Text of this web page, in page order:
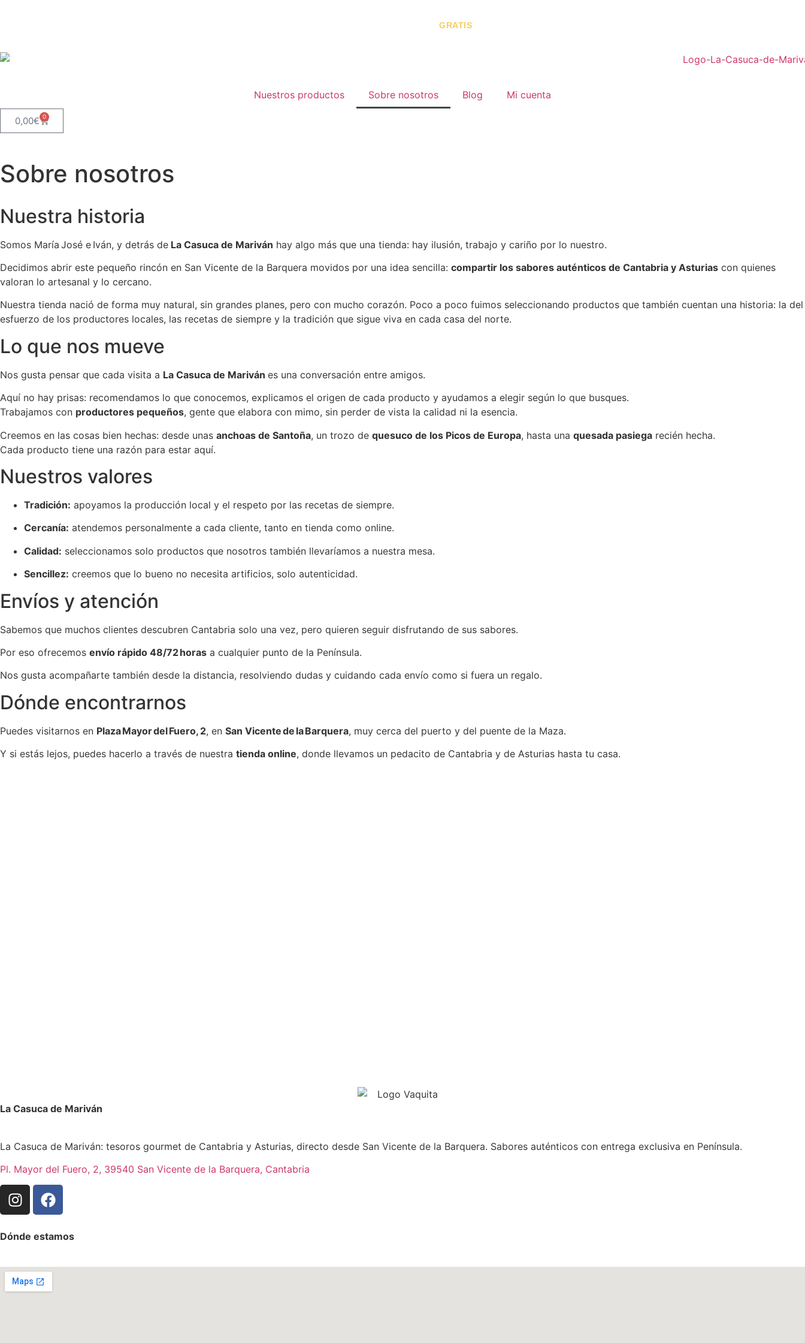
(GRATIS
Nuestros productos Sobre nosotros Blog Mi cuenta
0,00€ 0
Sobre nosotros
Nuestra historia
Somos María José e Iván, y detrás de La Casuca de Mariván hay algo más que una tienda: hay ilusión, trabajo y cariño por lo nuestro.
Decidimos abrir este pequeño rincón en San Vicente de la Barquera movidos por una idea sencilla: compartir los sabores auténticos de Cantabria y Asturias con quienes
valoran lo artesanal y lo cercano.
Nuestra tienda nació de forma muy natural, sin grandes planes, pero con mucho corazón. Poco a poco fuimos seleccionando productos que también cuentan una historia: la del
esfuerzo de los productores locales, las recetas de siempre y la tradición que sigue viva en cada casa del norte.
Lo que nos mueve
Nos gusta pensar que cada visita a La Casuca de Mariván es una conversación entre amigos.
Aquí no hay prisas: recomendamos lo que conocemos, explicamos el origen de cada producto y ayudamos a elegir según lo que busques.
Trabajamos con productores pequeños, gente que elabora con mimo, sin perder de vista la calidad ni la esencia.
Creemos en las cosas bien hechas: desde unas anchoas de Santoña, un trozo de quesuco de los Picos de Europa, hasta una quesada pasiega recién hecha.
Cada producto tiene una razón para estar aquí.
Nuestros valores
Tradición: apoyamos la producción local y el respeto por las recetas de siempre.
Cercanía: atendemos personalmente a cada cliente, tanto en tienda como online.
Calidad: seleccionamos solo productos que nosotros también llevaríamos a nuestra mesa.
Sencillez: creemos que lo bueno no necesita artificios, solo autenticidad.
Envíos y atención
Sabemos que muchos clientes descubren Cantabria solo una vez, pero quieren seguir disfrutando de sus sabores.
Por eso ofrecemos envío rápido 48/72 horas a cualquier punto de la Península.
Nos gusta acompañarte también desde la distancia, resolviendo dudas y cuidando cada envío como si fuera un regalo.
Dónde encontrarnos
Puedes visitarnos en Plaza Mayor del Fuero, 2, en San Vicente de la Barquera, muy cerca del puerto y del puente de la Maza.
Y si estás lejos, puedes hacerlo a través de nuestra tienda online, donde llevamos un pedacito de Cantabria y de Asturias hasta tu casa.
La Casuca de Mariván
La Casuca de Mariván: tesoros gourmet de Cantabria y Asturias, directo desde San Vicente de la Barquera. Sabores auténticos con entrega exclusiva en Península.
Pl. Mayor del Fuero, 2, 39540 San Vicente de la Barquera, Cantabria
Dónde estamos